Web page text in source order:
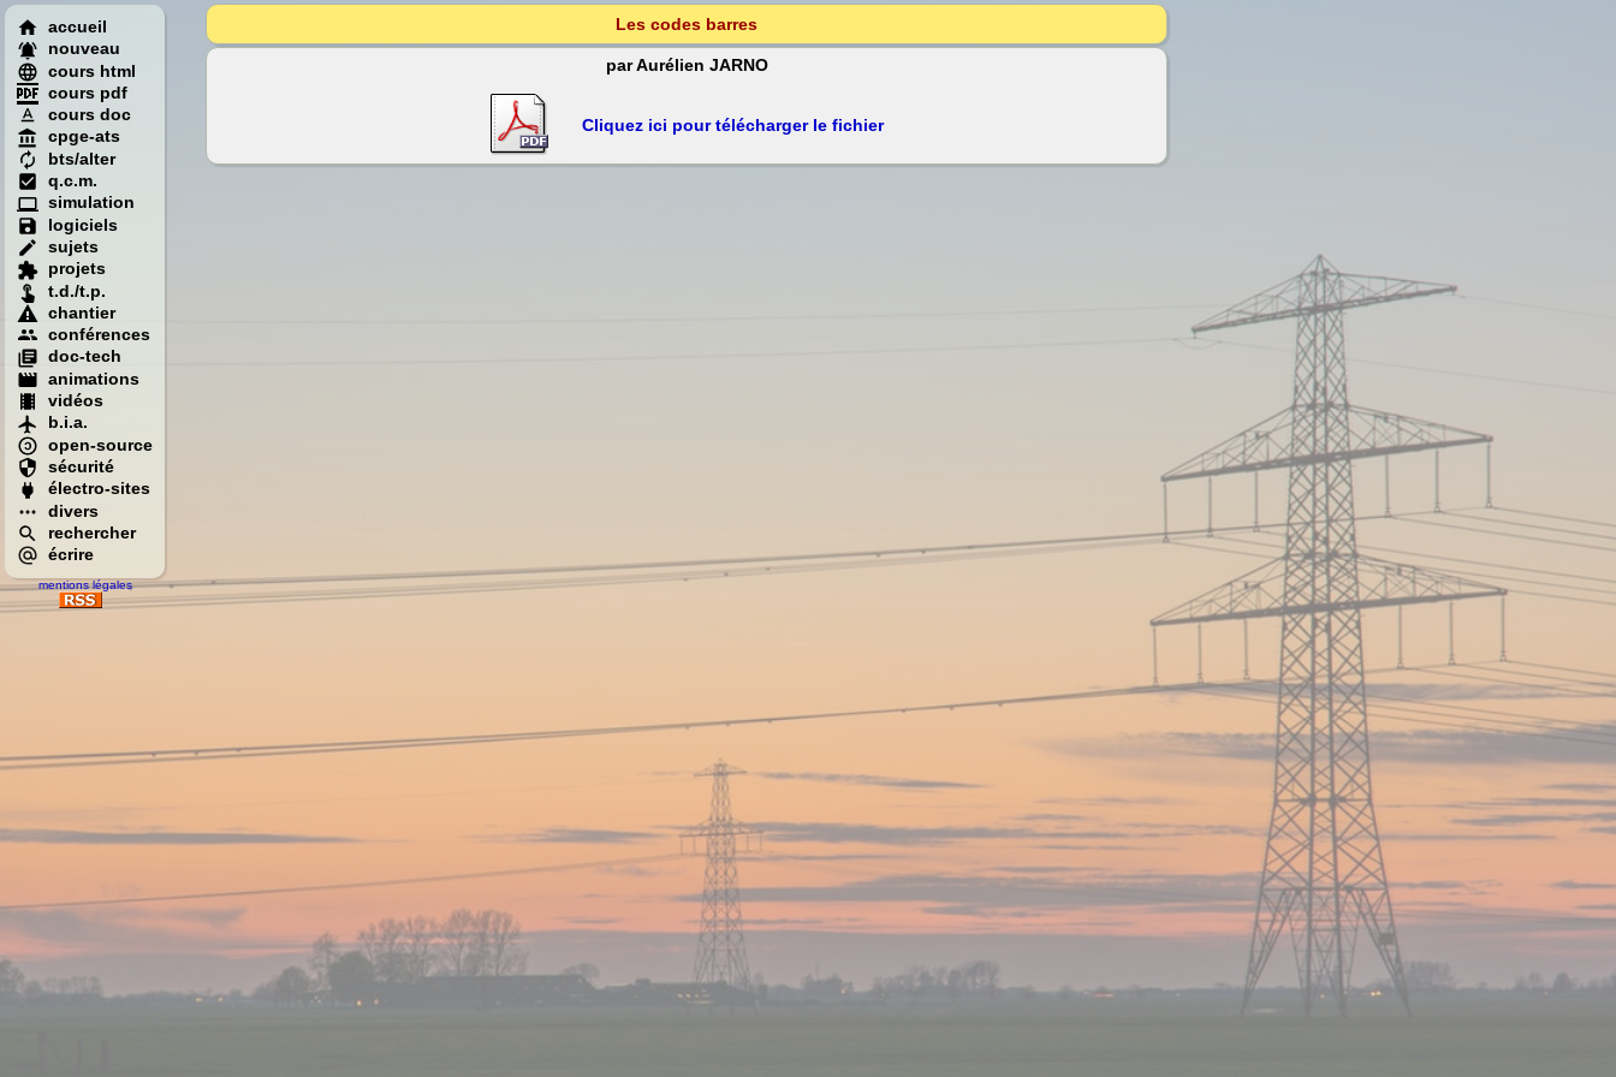
accueil
nouveau
cours html
cours pdf
cours doc
cpge-ats
bts/alter
q.c.m.
simulation
logiciels
sujets
projets
t.d./t.p.
chantier
conférences
doc-tech
animations
vidéos
b.i.a.
open-source
sécurité
électro-sites
divers
rechercher
écrire
mentions légales
Les codes barres
par Aurélien JARNO
Cliquez ici pour télécharger le fichier